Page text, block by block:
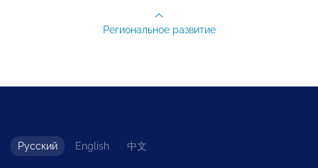
Региональное развитие
Русский English 中文